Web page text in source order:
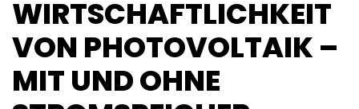
WIRTSCHAFTLICHKEIT
VON PHOTOVOLTAIK –
MIT UND OHNE